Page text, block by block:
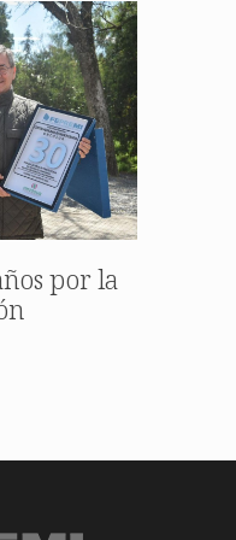
por la